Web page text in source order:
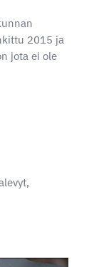
2015 ja
jota ei ole